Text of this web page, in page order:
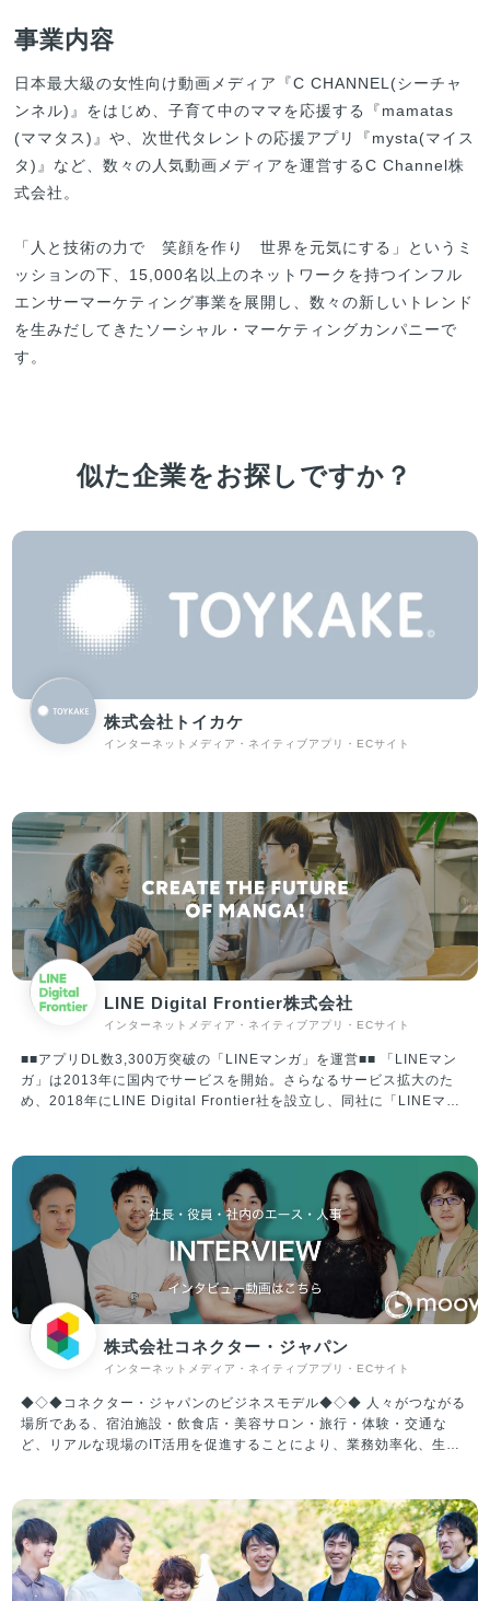
事業内容
日本最大級の女性向け動画メディア『C CHANNEL(シーチャ
ンネル)』をはじめ、子育て中のママを応援する『mamatas
(ママタス)』や、次世代タレントの応援アプリ『mysta(マイス
タ)』など、数々の人気動画メディアを運営するC Channel株
式会社。
「人と技術の力で　笑顔を作り　世界を元気にする」というミ
ッションの下、15,000名以上のネットワークを持つインフル
エンサーマーケティング事業を展開し、数々の新しいトレンド
を生みだしてきたソーシャル・マーケティングカンパニーで
す。
似た企業をお探しですか？
株式会社トイカケ
インターネットメディア・ネイティブアプリ・ECサイト
LINE Digital Frontier株式会社
インターネットメディア・ネイティブアプリ・ECサイト
■■アプリDL数3,300万突破の「LINEマンガ」を運営■■ 「LINEマン
ガ」は2013年に国内でサービスを開始。さらなるサービス拡大のた
め、2018年にLINE Digital Frontier社を設立し、同社に「LINEマン
Worldwide Service”の一員として、プラットフォームとコンテンツの
両面にて着実に成長を遂げています。 年齢・性別問わず、日本に住む
誰もが使う「国民的サービス」を目指し、エンターテイメント産業を
リードする企業の一つであり続けます。 ※WEBTOON Worldwide
Serviceについて 全世界に向け10カ国語でサービス展開する、電子コ
ミックを中心としたプラットフォームの連合体。代表的なプラットフ
ォームは「LINEマンガ」（日本/LINE Digital Frontier株式会社）、
「WEBTOON」（北中南米･欧州/WEBTOON Entertainment Inc.）、
「NAVER WEBTOON」（韓国/NAVER WEBTOON Ltd.）、「LINE
WEBTOON」（東南アジア）など。各プラットフォームを合算した月
間利用者数（MAU）は8,200万、累計ダウンロード数は2億超、ひと
ります。
株式会社コネクター・ジャパン
インターネットメディア・ネイティブアプリ・ECサイト
◆◇◆コネクター・ジャパンのビジネスモデル◆◇◆ 人々がつながる
場所である、宿泊施設・飲食店・美容サロン・旅行・体験・交通な
ど、リアルな現場のIT活用を促進することにより、業務効率化、生産
ンです。 インターネット革命により、仕事のみならず生活そのものが
激変していますが、「人々が出会う場所」の価値は変わらず、さらに
重要性は高まっていると言えます。テクノロジーを取り入れ変化を受
け入れながらも、心が揺さぶられるリアルな現場をしっかりと残して
いく、人々が思い出の多い人生を歩むお手伝いをする、これを世界規